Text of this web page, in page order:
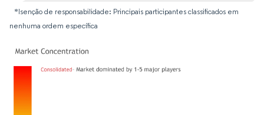
*Isenção de responsabilidade: Principais participantes classificados em
nenhuma ordem específica